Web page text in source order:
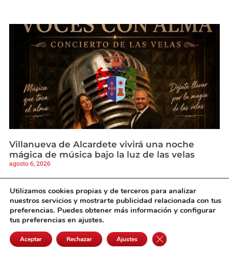
Villanueva de Alcardete vivirá una noche
mágica de música bajo la luz de las velas
agosto 6, 2026
Utilizamos cookies propias y de terceros para analizar
nuestros servicios y mostrarte publicidad relacionada con tus
preferencias. Puedes obtener más información y configurar
tus preferencias en ajustes.
Aceptar Rechazar Ajustes Cerrar el banner de